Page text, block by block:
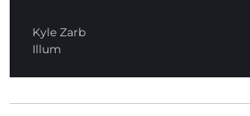
Kyle Zarb
Illum